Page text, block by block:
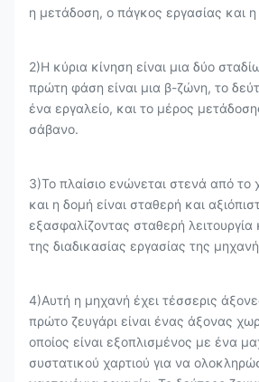
η μετάδοση, ο πάγκος εργασίας και
2)Η κύρια κίνηση είναι μια δύο
πρώτη φάση είναι μια β-ζώνη, το
ένα εργαλείο, και το μέρος
σάβανο.
3)Το πλαίσιο ενώνεται στενά από το
και η δομή είναι σταθερή και
εξασφαλίζοντας σταθερή λειτουργία
της διαδικασίας εργασίας της
4)Αυτή η μηχανή έχει τέσσερις
πρώτο ζευγάρι είναι ένας άξονας
οποίος είναι εξοπλισμένος με ένα
συστατικού χαρτιού για να